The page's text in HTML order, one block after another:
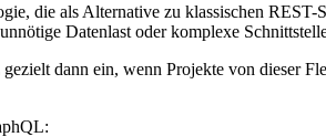
die als Alternative zu klassischen
Datenlast oder komplexe
dann ein, wenn Projekte von dieser